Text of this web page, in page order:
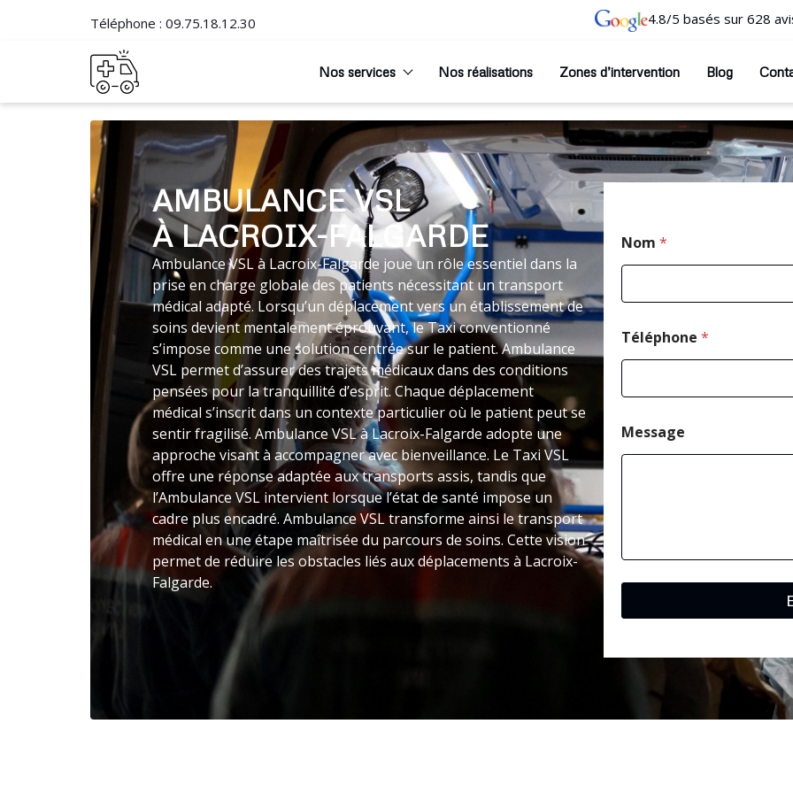
Téléphone : 09.75.18.12.30 4.8/5 basés sur 628
Nos services Nos réalisations Zones d’intervention Blog
AMBULANCE VSL
À LACROIX-FALGARDE
Ambulance VSL à Lacroix-Falgarde joue un rôle essentiel dans la
prise en charge globale des patients nécessitant un transport
médical adapté. Lorsqu’un déplacement vers un établissement de
soins devient mentalement éprouvant, le Taxi conventionné
s’impose comme une solution centrée sur le patient. Ambulance
VSL permet d’assurer des trajets médicaux dans des conditions
pensées pour la tranquillité d’esprit. Chaque déplacement
médical s’inscrit dans un contexte particulier où le patient peut se
sentir fragilisé. Ambulance VSL à Lacroix-Falgarde adopte une
approche visant à accompagner avec bienveillance. Le Taxi VSL
offre une réponse adaptée aux transports assis, tandis que
l’Ambulance VSL intervient lorsque l’état de santé impose un
cadre plus encadré. Ambulance VSL transforme ainsi le transport
médical en une étape maîtrisée du parcours de soins. Cette vision
permet de réduire les obstacles liés aux déplacements à Lacroix-
Falgarde.
Nom *
Téléphone *
Message